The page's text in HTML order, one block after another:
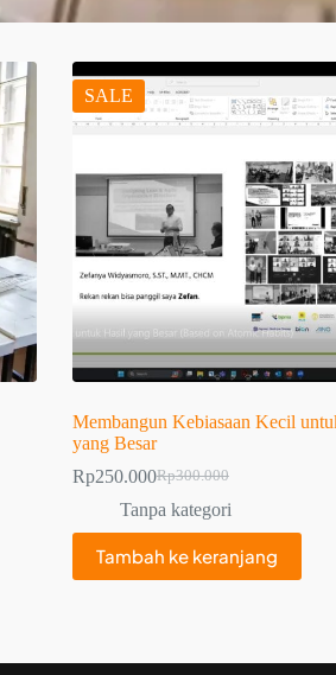
SALE
Membangun Kebiasaan Kecil
yang Besar
Rp300.000
Rp250.000
Tanpa kategori
Tambah ke keranjang